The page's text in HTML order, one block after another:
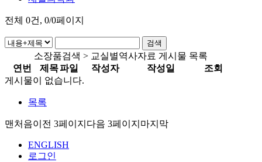
전체 0건, 0/0페이지
소장품검색 > 교실별역사자료 게시물 목록
연번
제목파일 작성자 작성일
조회
게시물이 없습니다.
목록
맨처음이전 3페이지 다음 3페이지 마지막
ENGLISH
로그인